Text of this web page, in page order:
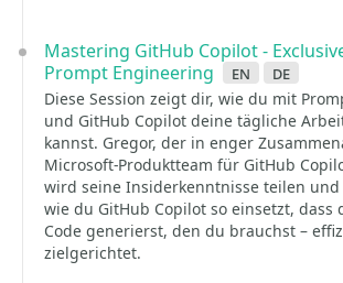
Mastering GitHub Copilot -
Prompt Engineering
en de
Diese Session zeigt dir, wie du mit
und GitHub Copilot deine tägliche
kannst. Gregor, der in enger
Microsoft-Produktteam für GitHub
wird seine Insiderkenntnisse teilen
wie du GitHub Copilot so einsetzt, dass
Code generierst, den du brauchst –
zielgerichtet.